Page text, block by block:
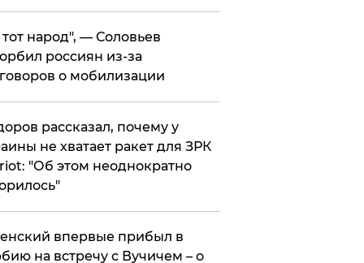
народ", — Соловьев
россиян из-за
о мобилизации
рассказал, почему у
не хватает ракет для ЗРК
"Об этом неоднократно
впервые прибыл в
на встречу с Вучичем – о